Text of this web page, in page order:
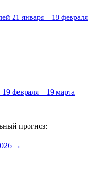
21 января – 18 февраля
19 февраля – 19 марта
прогноз:
→